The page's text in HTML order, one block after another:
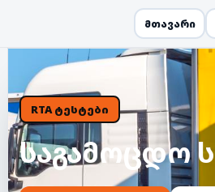
მთავარი
საგამოცდო